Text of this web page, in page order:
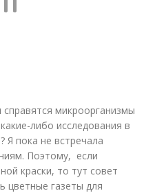
микроорганизмы
либо исследования в
Я пока не встречала
Поэтому, если
краски, то тут совет
цветные газеты для